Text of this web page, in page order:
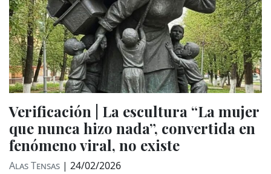
Verificación | La escultura “La mujer
que nunca hizo nada”, convertida en
fenómeno viral, no existe
Alas Tensas | 24/02/2026